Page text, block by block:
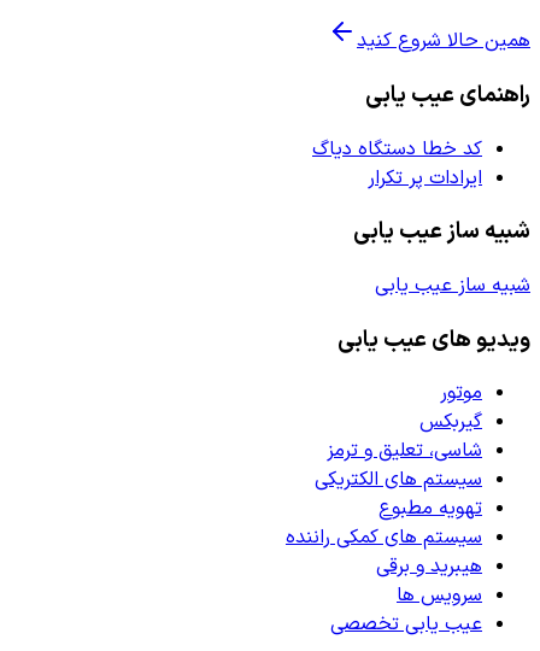
همین حالا شروع کنید
راهنمای عیب یابی
کد خطا دستگاه دیاگ
ایرادات پر تکرار
شبیه ساز عیب یابی
شبیه ساز عیب یابی
ویدیو های عیب یابی
موتور
گیربکس
شاسی، تعلیق و ترمز
سیستم های الکتریکی
تهویه مطبوع
سیستم های کمکی راننده
هیبرید و برقی
سرویس ها
عیب یابی تخصصی